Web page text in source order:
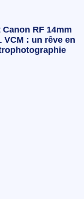
Canon RF 14mm
VCM : un rêve en